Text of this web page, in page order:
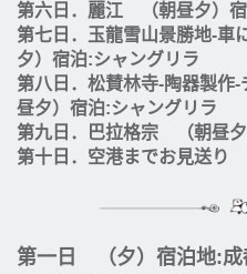
第六日．麗江 （朝昼夕）
第七日．玉龍雪山景勝地-
夕）宿泊:シャングリラ
第八日．松賛林寺-陶器製
昼夕）宿泊:シャングリラ
第九日．巴拉格宗 （朝昼
第十日．空港までお見送り
第一日 （夕）宿泊地:成